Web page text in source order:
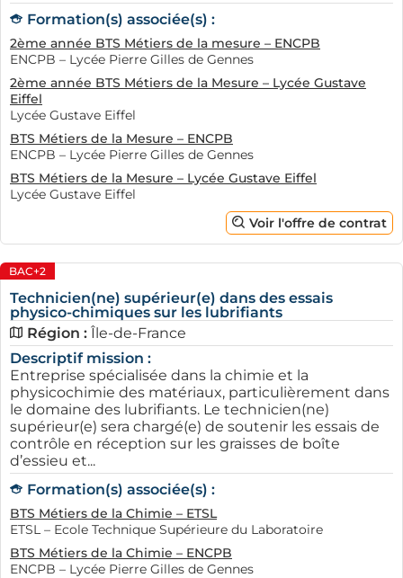
Le service à la personne est aussi un domaine en pleine
croissance, surtout avec l'accroissement de la demande
pour des services à domicile. Les agences de services
aux particuliers, par exemple, cherchent souvent des
alternants pour les aider dans leurs missions
quotidiennes. Dans le secteur de l'informatique, les
entreprises technologiques adoptent une approche
proactive en ouvrant leurs portes aux apprentis. Cela
permet aux jeunes de se former dans un
environnement innovant et stimulant. Les formations
en alternance dans ces domaines sont idéales pour
ceux qui désirent acquérir des compétences pratiques
tout en poursuivant leur éducation.
Enfin, le secteur de la santé, ne cessant de croître,
nécessite des étudiants en alternance. Divers
établissements médicaux et paramédicaux Cristoliens
cherchent à intégrer des alternants pour des
formations variées, offrant ainsi une excellente porte
d'entrée aux jeunes intéressés par les métiers de la
santé. L'importance de ces secteurs ne doit pas être
sous-estimée, tant ils offrent de possibilités
d'embauche et d'évolution professionnelle pour les
candidats en alternance.
Formation(s) associée(s) :
2ème année BTS Métiers de la mesure – ENCPB
ENCPB – Lycée Pierre Gilles de Gennes
2ème année BTS Métiers de la Mesure – Lycée Gustave
Eiffel
Lycée Gustave Eiffel
BTS Métiers de la Mesure – ENCPB
ENCPB – Lycée Pierre Gilles de Gennes
BTS Métiers de la Mesure – Lycée Gustave Eiffel
Lycée Gustave Eiffel
Voir l'offre de contrat
BAC+2
Technicien(ne) supérieur(e) dans des essais
physico-chimiques sur les lubrifiants
Région : Île-de-France
Descriptif mission :
Entreprise spécialisée dans la chimie et la
physicochimie des matériaux, particulièrement dans
le domaine des lubrifiants. Le technicien(ne)
supérieur(e) sera chargé(e) de soutenir les essais de
contrôle en réception sur les graisses de boîte
d’essieu et...
Formation(s) associée(s) :
BTS Métiers de la Chimie – ETSL
ETSL – Ecole Technique Supérieure du Laboratoire
BTS Métiers de la Chimie – ENCPB
ENCPB – Lycée Pierre Gilles de Gennes